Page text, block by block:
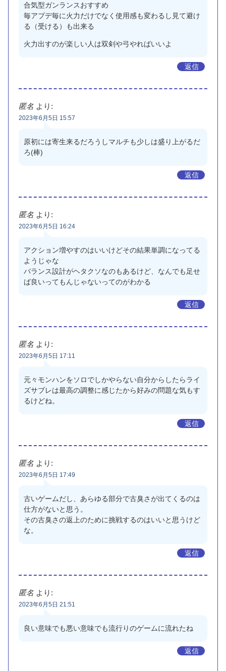
合気型ガンランスおすすめ
毎アプデ毎に火力だけでなく使用感も変わるし見て避け
る（受ける）も出来る
火力出すのが楽しい人は双剣や弓やればいいよ
返信
匿名 より:
2023年6月5日 15:57
原初には寄生来るだろうしマルチも少しは盛り上がるだ
ろ(棒)
返信
匿名 より:
2023年6月5日 16:24
アクション増やすのはいいけどその結果単調になってる
ようじゃな
バランス設計がヘタクソなのもあるけど、なんでも足せ
ば良いってもんじゃないってのがわかる
返信
匿名 より:
2023年6月5日 17:11
元々モンハンをソロでしかやらない自分からしたらライ
ズサブレは最高の調整に感じたから好みの問題な気もす
るけどね。
返信
匿名 より:
2023年6月5日 17:49
古いゲームだし、あらゆる部分で古臭さが出てくるのは
仕方がないと思う。
その古臭さの返上のために挑戦するのはいいと思うけど
な。
返信
匿名 より:
2023年6月5日 21:51
良い意味でも悪い意味でも流行りのゲームに流れたね
返信